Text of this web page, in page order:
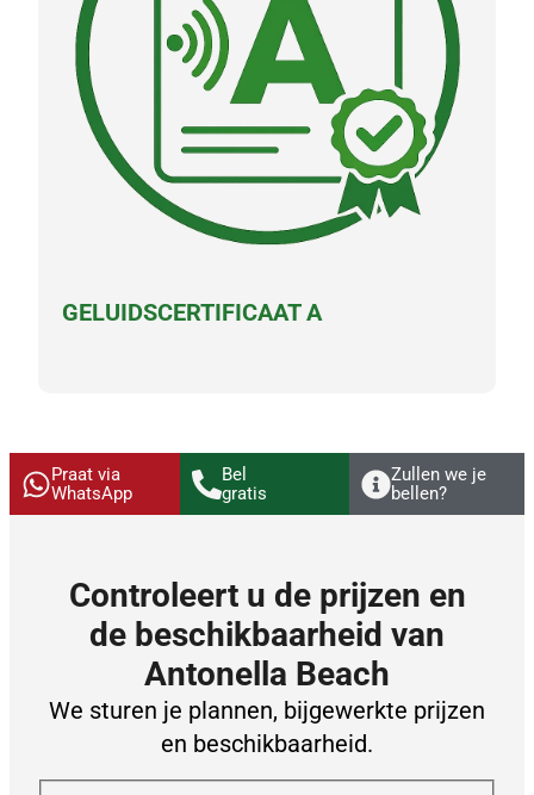
GELUIDSCERTIFICAAT A
Praat via
WhatsApp
Bel
gratis
Zullen we je
bellen?
Controleert u de prijzen en
de beschikbaarheid van
Antonella Beach
We sturen je plannen, bijgewerkte prijzen
en beschikbaarheid.